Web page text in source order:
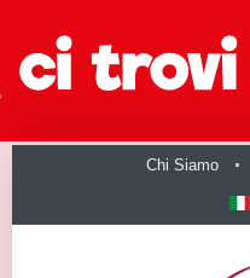
Chi Siamo